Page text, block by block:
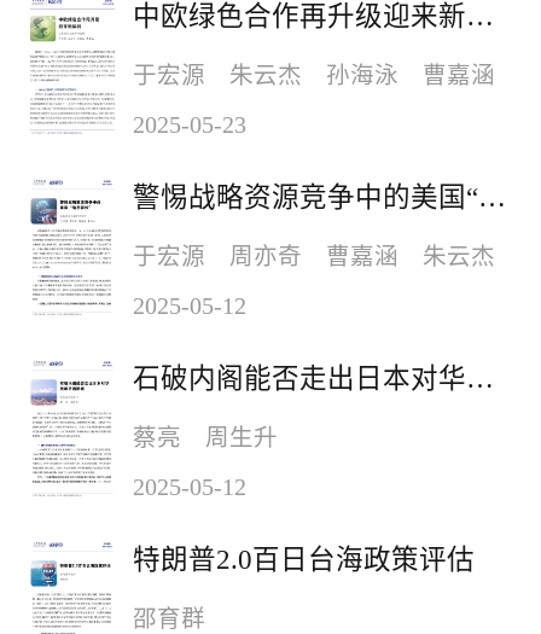
中欧绿色合作再升级迎来新契机
于宏源 朱云杰 孙海泳 曹嘉涵
2025-05-23
警惕战略资源竞争中的美国“信息霸权”
于宏源 周亦奇 曹嘉涵 朱云杰
2025-05-12
石破内阁能否走出日本对华战略矛盾困境
蔡亮 周生升
2025-05-12
特朗普2.0百日台海政策评估
邵育群